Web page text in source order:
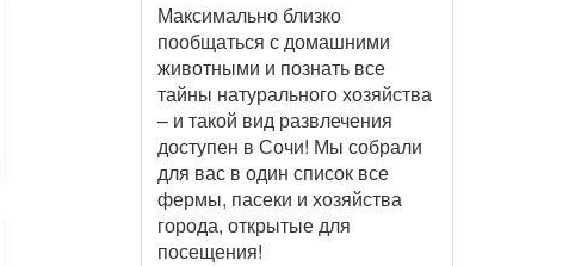
Максимально близко
пообщаться с домашними
животными и познать все
тайны натурального хозяйства
– и такой вид развлечения
доступен в Сочи! Мы собрали
для вас в один список все
фермы, пасеки и хозяйства
города, открытые для
посещения!